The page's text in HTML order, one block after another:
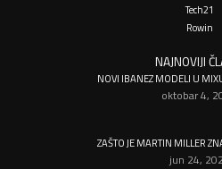
Tech21
Rowin
NAJNOVIJI
NOVI IBANEZ MODELI U
oktobar 4,
ZAŠTO JE MARTIN MILLER
jun 24,